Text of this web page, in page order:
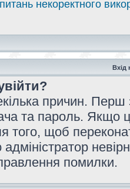
некоректного
Вхід
причин. Перш
та пароль. Якщо
того, щоб
помилки.